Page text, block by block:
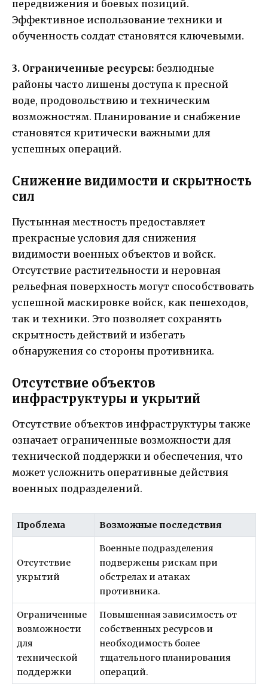
передвижения и боевых позиций.
Эффективное использование техники и
обученность солдат становятся ключевыми.
3. Ограниченные ресурсы: безлюдные
районы часто лишены доступа к пресной
воде, продовольствию и техническим
возможностям. Планирование и снабжение
становятся критически важными для
успешных операций.
Снижение видимости и скрытность
сил
Пустынная местность предоставляет
прекрасные условия для снижения
видимости военных объектов и войск.
Отсутствие растительности и неровная
рельефная поверхность могут способствовать
успешной маскировке войск, как пешеходов,
так и техники. Это позволяет сохранять
скрытность действий и избегать
обнаружения со стороны противника.
Отсутствие объектов
инфраструктуры и укрытий
Отсутствие объектов инфраструктуры также
означает ограниченные возможности для
технической поддержки и обеспечения, что
может усложнить оперативные действия
военных подразделений.
Проблема Возможные последствия
Отсутствие
укрытий
Военные подразделения
подвержены рискам при
обстрелах и атаках
противника.
Ограниченные
возможности
для
технической
поддержки
Повышенная зависимость от
собственных ресурсов и
необходимость более
тщательного планирования
операций.